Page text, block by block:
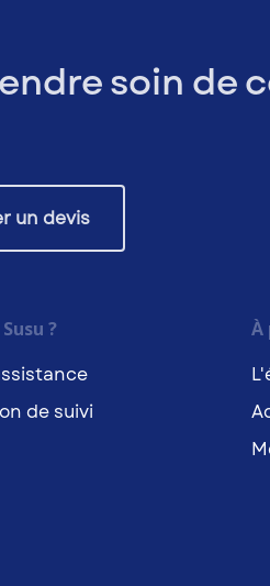
soin de
un devis
?
de suivi
À